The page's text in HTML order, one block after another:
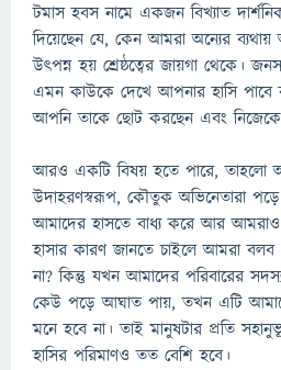
টমাস হবস নামে একজন বিখ্যাত
দিয়েছেন যে, কেন আমরা অন্যের
উৎপন্ন হয় শ্রেষ্ঠত্বের জায়গা থেকে।
এমন কাউকে দেখে আপনার হাসি পাবে
আপনি তাকে ছোট করছেন এবং
আরও একটি বিষয় হতে পারে, তাহলো
উদাহরণস্বরূপ, কৌতুক অভিনেতারা
আমাদের হাসতে বাধ্য করে আর আমরাও
হাসার কারণ জানতে চাইলে আমরা
না? কিন্তু যখন আমাদের পরিবারের
কেউ পড়ে আঘাত পায়, তখন এটি
মনে হবে না। তাই মানুষটার প্রতি
হাসির পরিমাণও তত বেশি হবে।